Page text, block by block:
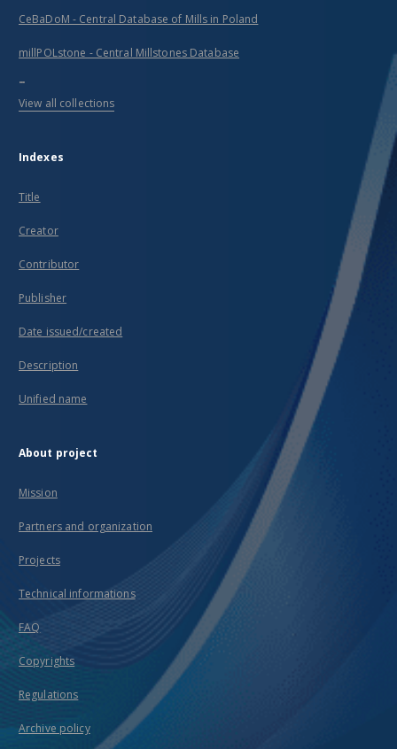
CeBaDoM - Central Database of Mills in Poland
millPOLstone - Central Millstones Database
...
View all collections
Indexes
Title
Creator
Contributor
Publisher
Date issued/created
Description
Unified name
About project
Mission
Partners and organization
Projects
Technical informations
FAQ
Copyrights
Regulations
Archive policy